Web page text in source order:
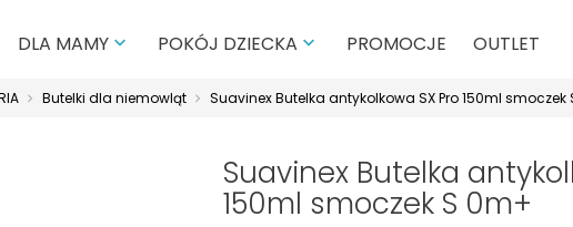
DLA MAMY  POKÓJ DZIECKA  PROMOCJE OUTLET
Butelki dla niemowląt Suavinex Butelka antykolkowa SX Pro 150ml smoczek
Suavinex Butelka
150ml smoczek S 0m+